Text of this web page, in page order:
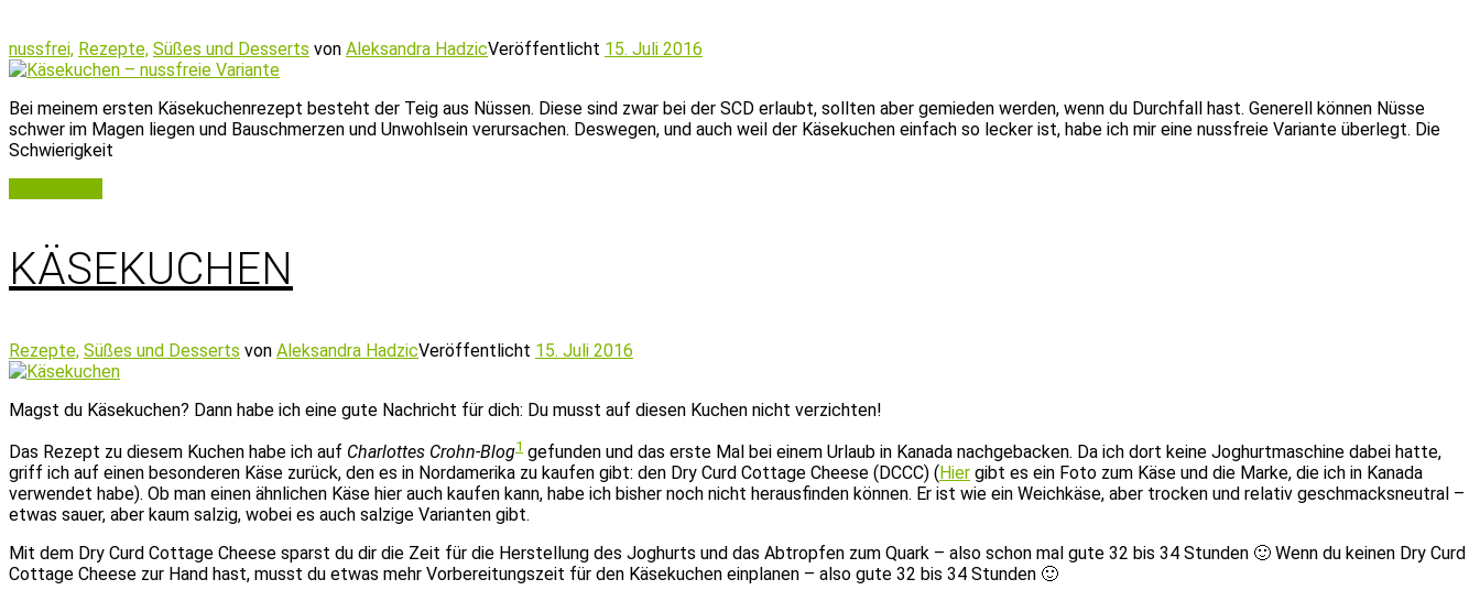
nussfrei, Rezepte, Süßes und Desserts von Aleksandra HadzicVeröffentlicht 15. Juli 2016
Bei meinem ersten Käsekuchenrezept besteht der Teig aus Nüssen. Diese sind zwar bei der SCD erlaubt, sollten aber gemieden werden, wenn du Durchfall hast. Generell können Nüsse
schwer im Magen liegen und Bauschmerzen und Unwohlsein verursachen. Deswegen, und auch weil der Käsekuchen einfach so lecker ist, habe ich mir eine nussfreie Variante überlegt. Die
Schwierigkeit
KÄSEKUCHEN
Rezepte, Süßes und Desserts von Aleksandra HadzicVeröffentlicht 15. Juli 2016
Magst du Käsekuchen? Dann habe ich eine gute Nachricht für dich: Du musst auf diesen Kuchen nicht verzichten!
Das Rezept zu diesem Kuchen habe ich auf Charlottes Crohn-Blog1 gefunden und das erste Mal bei einem Urlaub in Kanada nachgebacken. Da ich dort keine Joghurtmaschine dabei hatte,
griff ich auf einen besonderen Käse zurück, den es in Nordamerika zu kaufen gibt: den Dry Curd Cottage Cheese (DCCC) ( Hier gibt es ein Foto zum Käse und die Marke, die ich in Kanada
verwendet habe). Ob man einen ähnlichen Käse hier auch kaufen kann, habe ich bisher noch nicht herausfinden können. Er ist wie ein Weichkäse, aber trocken und relativ geschmacksneutral –
etwas sauer, aber kaum salzig, wobei es auch salzige Varianten gibt.
Mit dem Dry Curd Cottage Cheese sparst du dir die Zeit für die Herstellung des Joghurts und das Abtropfen zum Quark – also schon mal gute 32 bis 34 Stunden 🙂 Wenn du keinen Dry Curd
Cottage Cheese zur Hand hast, musst du etwas mehr Vorbereitungszeit für den Käsekuchen einplanen – also gute 32 bis 34 Stunden 🙂